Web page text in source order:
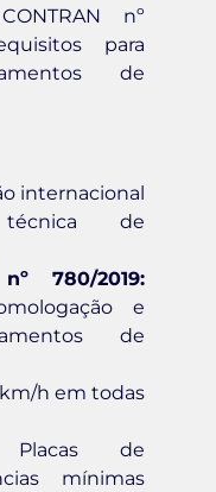
nº
para
de
internacional
de
780/2019:
e
de
h em todas
de
mínimas